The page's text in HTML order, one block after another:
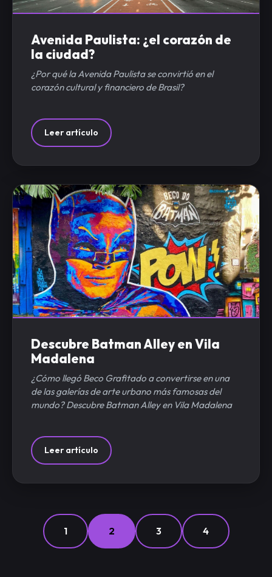
Avenida Paulista: ¿el corazón de
la ciudad?
¿Por qué la Avenida Paulista se convirtió en el
corazón cultural y financiero de Brasil?
Leer artículo
Descubre Batman Alley en Vila
Madalena
¿Cómo llegó Beco Grafitado a convertirse en una
de las galerías de arte urbano más famosas del
mundo? Descubre Batman Alley en Vila Madalena
Leer artículo
1 2 3 4